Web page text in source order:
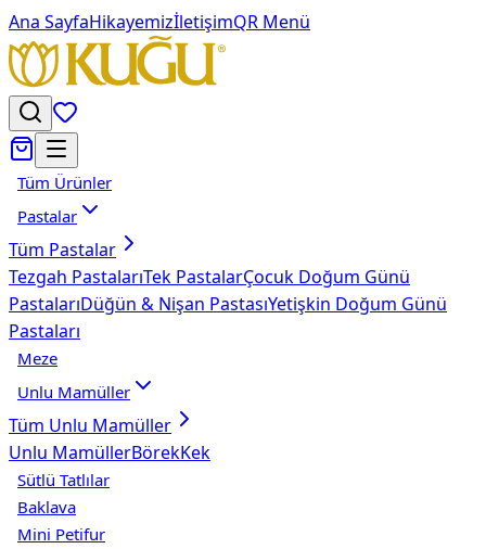
Ana SayfaHikayemizİletişimQR Menü
Tüm Ürünler
Pastalar
Tüm Pastalar
Tezgah PastalarıTek PastalarÇocuk Doğum Günü
PastalarıDüğün & Nişan PastasıYetişkin Doğum Günü
Pastaları
Meze
Unlu Mamüller
Tüm Unlu Mamüller
Unlu MamüllerBörekKek
Sütlü Tatlılar
Baklava
Mini Petifur